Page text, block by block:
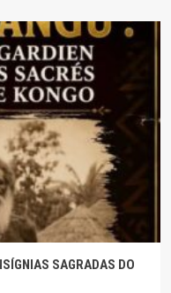
SAGRADAS DO